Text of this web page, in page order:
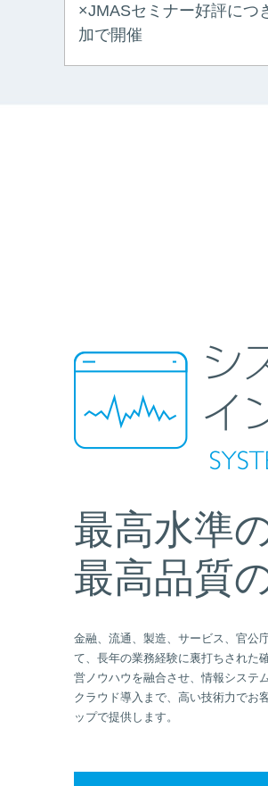
×JMASセミナー好評につ
加で開催
最高水準
最高品質
金融、流通、製造、サービス、官公
て、長年の業務経験に裏打ちされた
営ノウハウを融合させ、情報システ
クラウド導入まで、高い技術力でお
ップで提供します。